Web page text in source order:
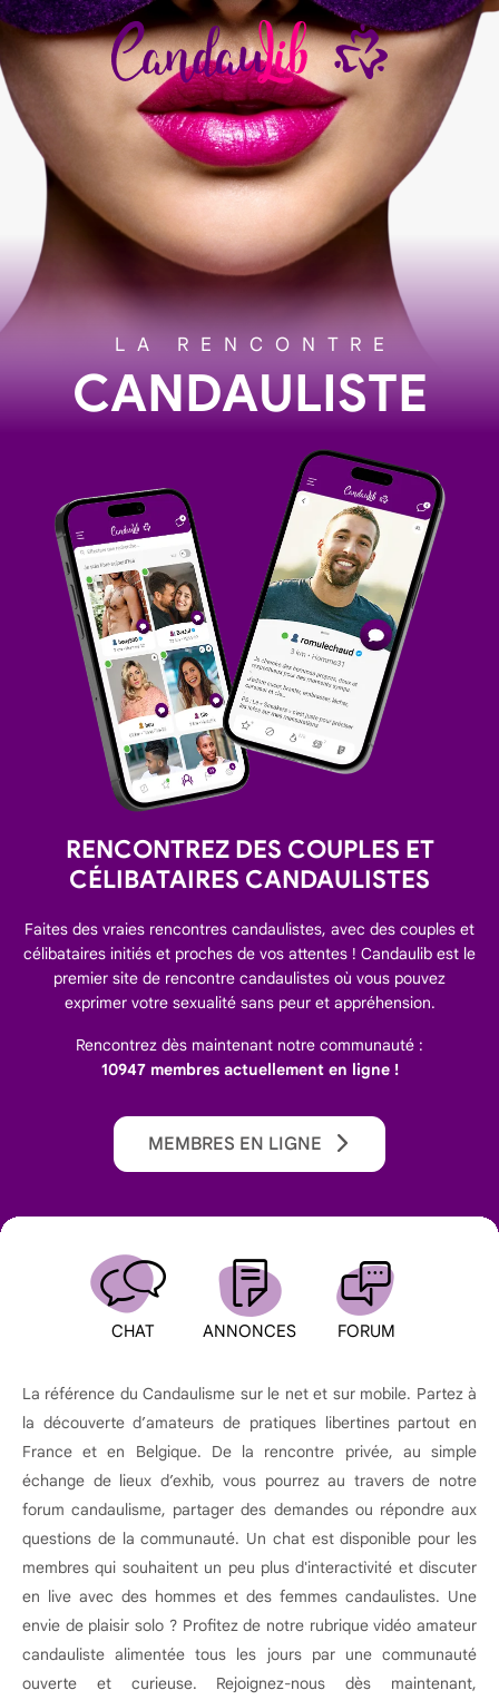
LA RENCONTRE
CANDAULISTE
RENCONTREZ DES COUPLES ET
CÉLIBATAIRES CANDAULISTES
Faites des vraies rencontres candaulistes, avec des couples et
célibataires initiés et proches de vos attentes ! Candaulib est le
premier site de rencontre candaulistes où vous pouvez
exprimer votre sexualité sans peur et appréhension.
Rencontrez dès maintenant notre communauté :
10947 membres actuellement en ligne !
MEMBRES EN LIGNE
CHAT ANNONCES FORUM
La référence du Candaulisme sur le net et sur mobile. Partez à
la découverte d’amateurs de pratiques libertines partout en
France et en Belgique. De la rencontre privée, au simple
échange de lieux d’exhib, vous pourrez au travers de notre
forum candaulisme, partager des demandes ou répondre aux
questions de la communauté. Un chat est disponible pour les
membres qui souhaitent un peu plus d'interactivité et discuter
en live avec des hommes et des femmes candaulistes. Une
envie de plaisir solo ? Profitez de notre rubrique vidéo amateur
candauliste alimentée tous les jours par une communauté
ouverte et curieuse. Rejoignez-nous dès maintenant,